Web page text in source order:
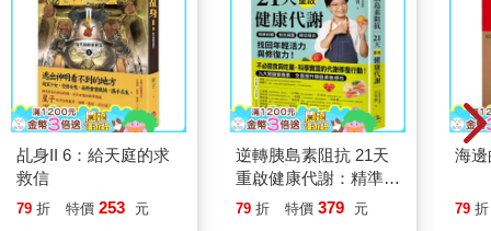
我成長於一九八○和九○年代，在許多方面都受到保護，乃至於我
無法理解偏見，甚至察覺不出偏見。身為白人生長在一個白人居
多的城鎮，雖是猶太人，但別人幾乎看不出來，乃至於我曾在一
場聖誕節活動上受邀上台分享「耶穌對我的意義」。我就像大多
數白人一樣在種族的地景上移動：像個備受呵護的嬰兒，從來無
須認真應付種族歧視，總是能夠選擇不去考慮這個問題。學術界
的那所小型天主教中學，如果我在微積分測驗取得高分，那就是
乩身II 6：給天庭的求
救信
79 折 特價 253 元
逆轉胰島素阻抗 21天
重啟健康代謝：精準控
糖、有效減重、降低發
79 折 特價 379 元
海
79 折